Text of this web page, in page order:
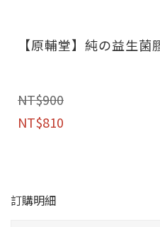
【原輔堂】純の益生
NT$900
NT$810
訂購明細